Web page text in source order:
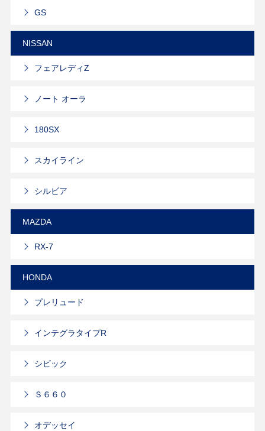
GS
NISSAN
フェアレディZ
ノート オーラ
180SX
スカイライン
シルビア
MAZDA
RX-7
HONDA
プレリュード
インテグラタイプR
シビック
Ｓ６６０
オデッセイ